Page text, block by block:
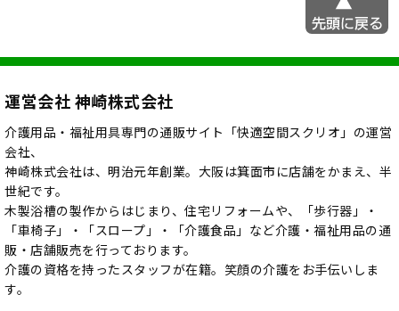
運営会社 神崎株式会社
介護用品・福祉用具専門の通販サイト「快適空間スクリオ」の運営
会社、
神崎株式会社は、明治元年創業。大阪は箕面市に店舗をかまえ、半
世紀です。
木製浴槽の製作からはじまり、住宅リフォームや、「歩行器」・
「車椅子」・「スロープ」・「介護食品」など介護・福祉用品の通
販・店舗販売を行っております。
介護の資格を持ったスタッフが在籍。笑顔の介護をお手伝いしま
す。